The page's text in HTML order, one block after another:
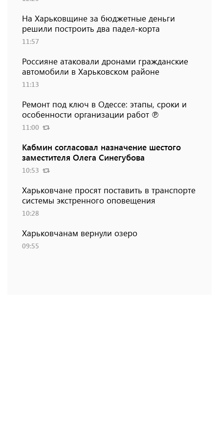
На Харьковщине за бюджетные деньги
решили построить два падел-корта
11:57
Россияне атаковали дронами гражданские
автомобили в Харьковском районе
11:13
Ремонт под ключ в Одессе: этапы, сроки и
особенности организации работ ℗
11:00
Кабмин согласовал назначение шестого
заместителя Олега Синегубова
10:53
Харьковчане просят поставить в транспорте
системы экстренного оповещения
10:28
Харьковчанам вернули озеро
09:55